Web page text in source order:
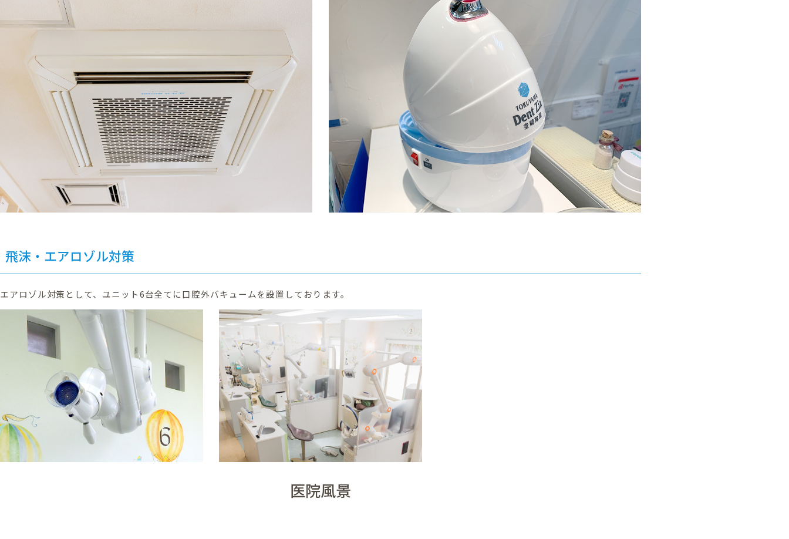
飛沫・エアロゾル対策
エアロゾル対策として、ユニット6台全てに口腔外バキュームを設置しております。
医院風景